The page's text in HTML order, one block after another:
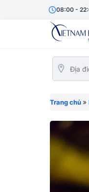
08:00 -
Trang chủ »